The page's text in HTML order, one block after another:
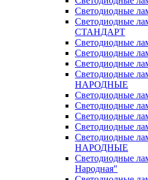
Светодиодные
Светодиодные
СТАНДАРТ
Светодиодные
Светодиодные
Светодиодные
Светодиодные
НАРОДНЫЕ
Светодиодные
Светодиодные
Светодиодные
Светодиодные
Светодиодные
НАРОДНЫЕ
Светодиодные
Народная"